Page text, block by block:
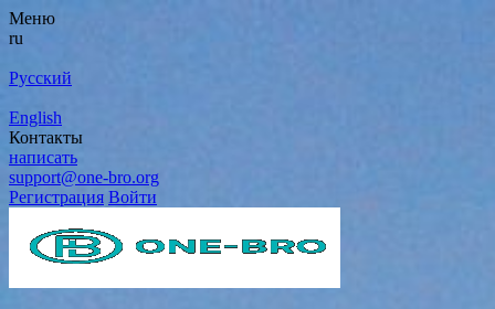
Меню
ru
Русский
English
Контакты
написать
support@one-bro.org
Регистрация Войти